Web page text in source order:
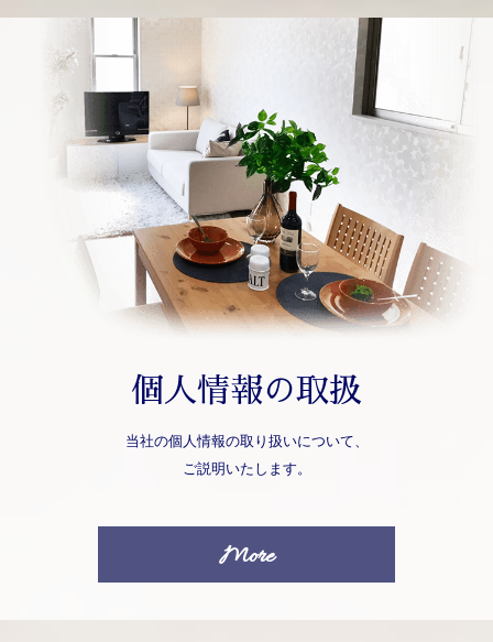
個人情報の取扱
当社の個人情報の取り扱いについて、
ご説明いたします。
More